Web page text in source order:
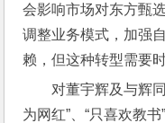
会影响市场对东方甄
调整业务模式，加强
赖，但这种转型需要
对董宇辉及与辉
为网红”、“只喜欢教